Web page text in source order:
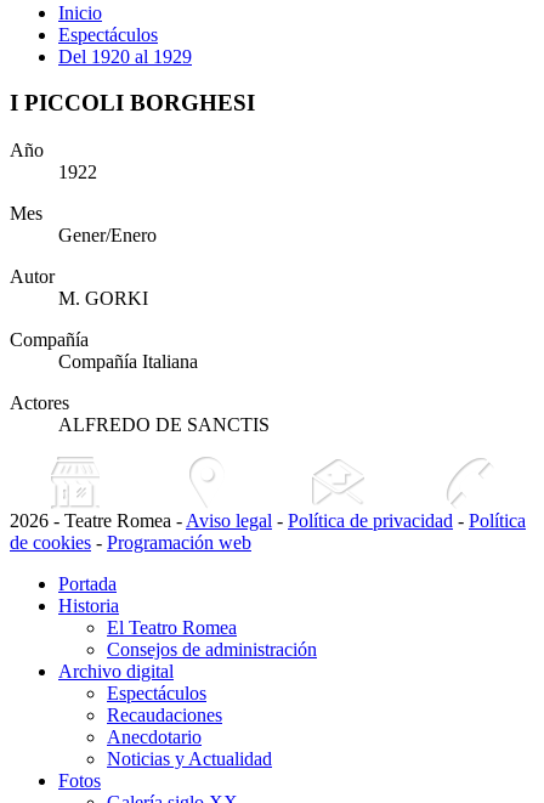
Inicio
Espectáculos
Del 1920 al 1929
I PICCOLI BORGHESI
Año
1922
Mes
Gener/Enero
Autor
M. GORKI
Compañía
Compañía Italiana
Actores
ALFREDO DE SANCTIS
2026 - Teatre Romea - Aviso legal - Política de privacidad - Política
de cookies - Programación web
Portada
Historia
El Teatro Romea
Consejos de administración
Archivo digital
Espectáculos
Recaudaciones
Anecdotario
Noticias y Actualidad
Fotos